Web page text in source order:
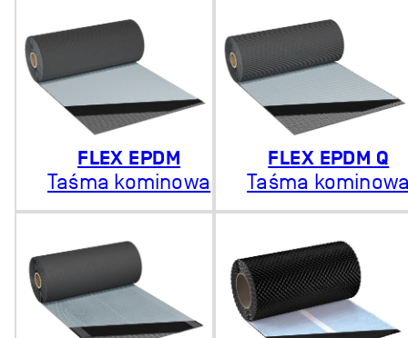
FLEX EPDM
Taśma kominowa
FLEX EPDM Q
Taśma